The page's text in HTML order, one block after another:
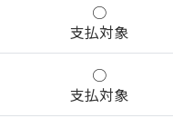
○
支払対象
○
支払対象